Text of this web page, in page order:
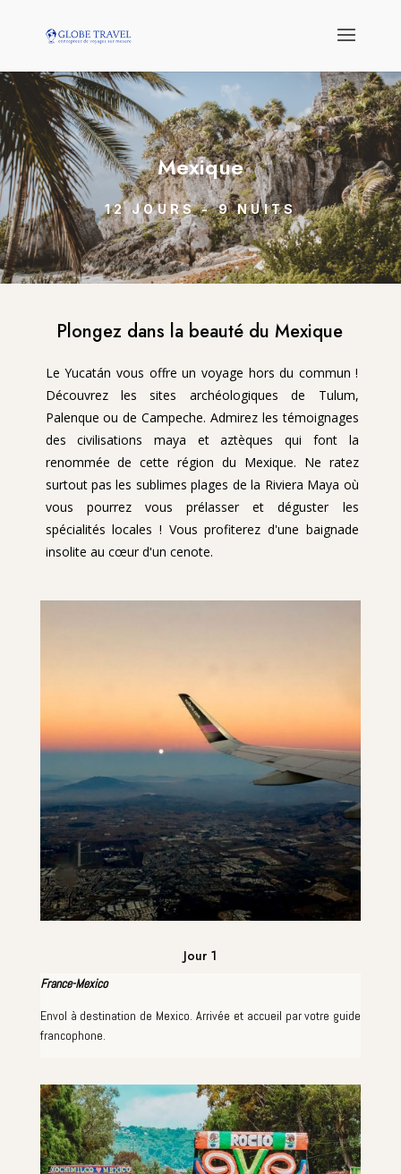
Mexique
12 JOURS - 9 NUITS
Plongez dans la beauté du Mexique
Le Yucatán vous offre un voyage hors du commun !
Découvrez les sites archéologiques de Tulum,
Palenque ou de Campeche. Admirez les témoignages
des civilisations maya et aztèques qui font la
renommée de cette région du Mexique. Ne ratez
surtout pas les sublimes plages de la Riviera Maya où
vous pourrez vous prélasser et déguster les
spécialités locales ! Vous profiterez d'une baignade
insolite au cœur d'un cenote.
Jour 1
France-Mexico
Envol à destination de Mexico. Arrivée et accueil par votre guide
francophone.